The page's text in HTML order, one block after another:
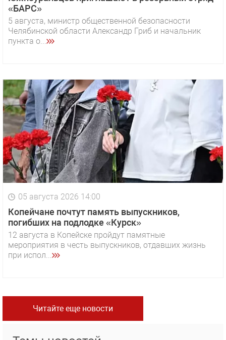
«БАРС»
5 августа, министр общественной безопасности
Челябинской области Александр Гриб и начальник
пункта о...
05 августа 2026 14:00
Копейчане почтут память выпускников,
погибших на подлодке «Курск»
12 августа в Копейске пройдут памятные
мероприятия в честь выпускников, отдавших жизнь
при испол...
Читайте еще новости